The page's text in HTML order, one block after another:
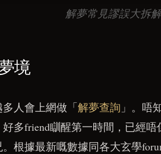
解夢常見謬誤大拆解
境
人會上網做「解夢查詢 」。唔
多friend瞓醒第一時間，已經唔
根據最新嘅數據同各大玄學